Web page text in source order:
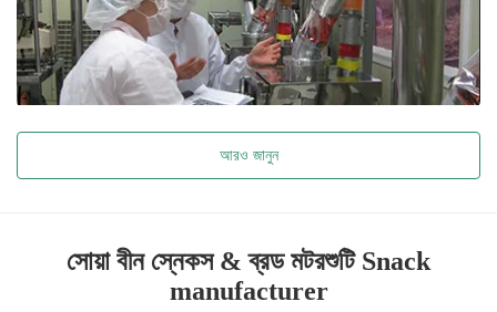
আরও জানুন
সোয়া বীন স্নেকস & ব্রড মটরশুটি Snack
manufacturer